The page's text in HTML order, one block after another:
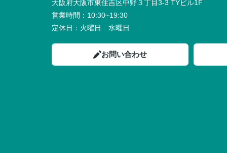
大阪府大阪市東住吉区中野３丁目3-3 TYビル1F
営業時間： 10:30~19:30
定休日： 火曜日 水曜日
お問い合わせ